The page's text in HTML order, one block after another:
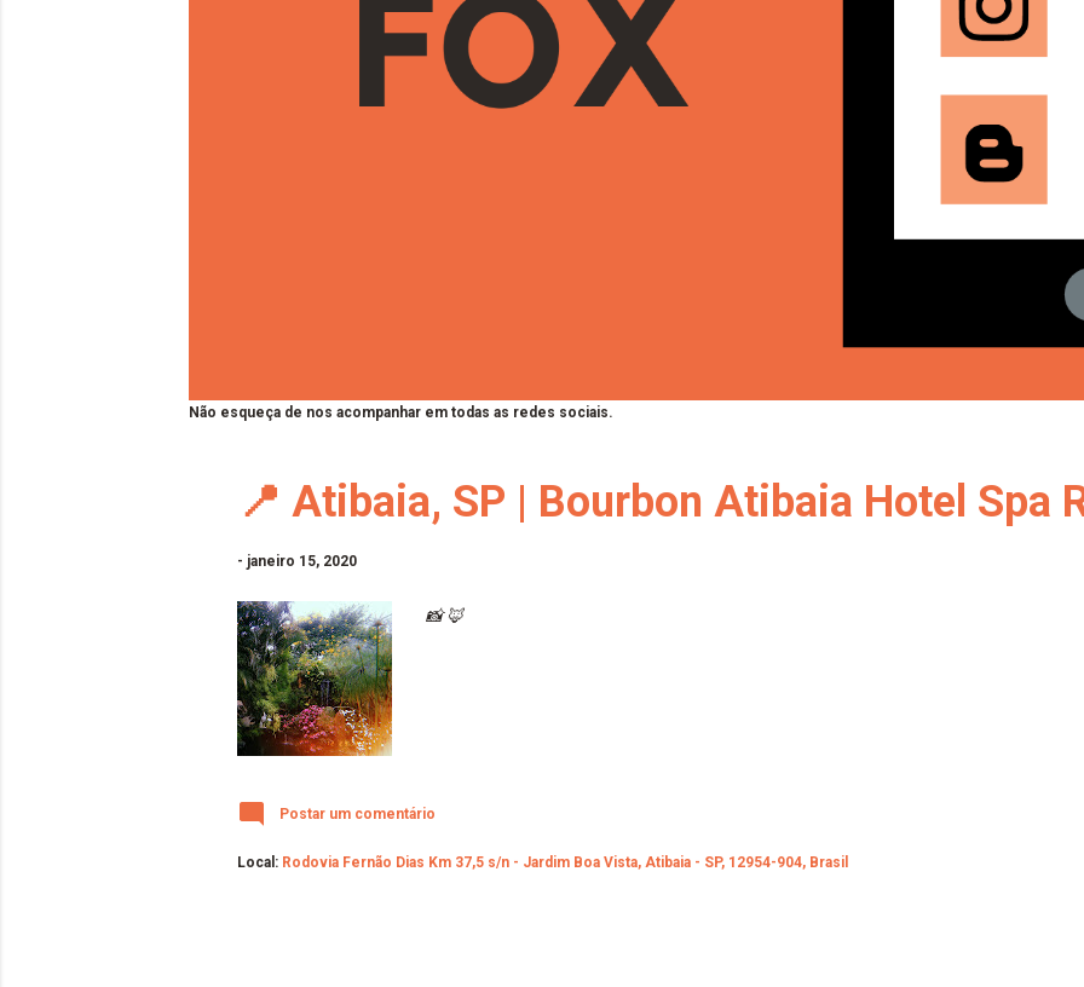
Não esqueça de nos acompanhar em todas as redes sociais.
📍 Atibaia, SP | Bourbon Atibaia Hotel Spa
- janeiro 15, 2020
📸 🦊
Postar um comentário
Local: Rodovia Fernão Dias Km 37,5 s/n - Jardim Boa Vista, Atibaia - SP, 12954-904, Brasil